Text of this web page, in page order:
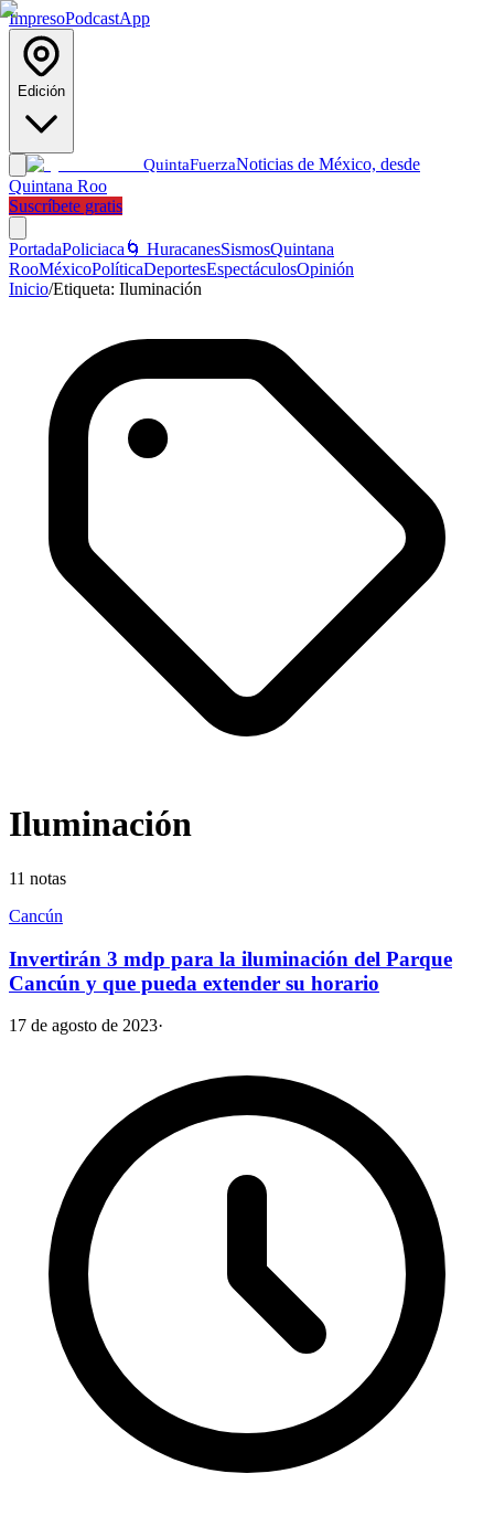
ImpresoPodcastApp
Edición
QuintaFuerzaNoticias de México, desde
Quintana Roo
Suscríbete gratis
PortadaPoliciaca 🌀 HuracanesSismosQuintana
RooMéxicoPolíticaDeportesEspectáculosOpinión
Inicio/Etiqueta: Iluminación
Iluminación
11 notas
Cancún
Invertirán 3 mdp para la iluminación del Parque
Cancún y que pueda extender su horario
17 de agosto de 2023·